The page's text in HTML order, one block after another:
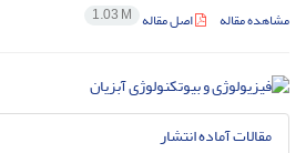
مشاهده مقاله اصل مقاله 1.03 M
مقالات آماده انتشار